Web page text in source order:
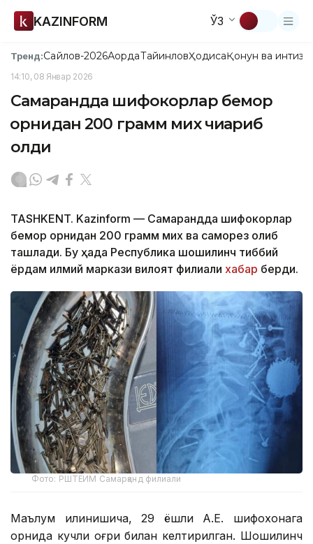
KAZINFORM ЎЗ
Тренд:Сайлов-2026АқордаТайинловҲодисаҚонун ва
14:10, 08 Январ 2026
Самарқандда шифокорлар бемор
қорнидан 200 грамм мих чиқариб
олди
TASHKENT. Kazinform — Самарқандда шифокорлар
бемор қорнидан 200 грамм мих ва саморез олиб
ташлади. Бу ҳақда Республика шошилинч тиббий
ёрдам илмий маркази вилоят филиали хабар берди.
Фото: РШТЁИМ Самарқанд филиали
Маълум қилинишича, 29 ёшли А.Е. шифохонага
қорнида кучли оғриқ билан келтирилган. Шошилинч